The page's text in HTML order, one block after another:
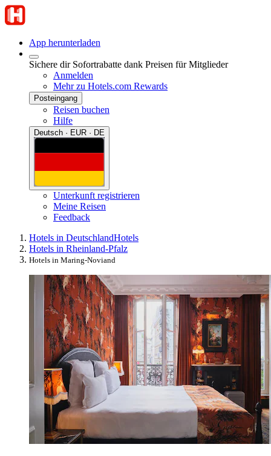
App herunterladen
Sichere dir Sofortrabatte dank Preisen für Mitglieder
Anmelden
Mehr zu Hotels.com Rewards
Posteingang
Reisen buchen
Hilfe
Deutsch · EUR · DE
Unterkunft registrieren
Meine Reisen
Feedback
Hotels in DeutschlandHotels
Hotels in Rheinland-Pfalz
Hotels in Maring-Noviand